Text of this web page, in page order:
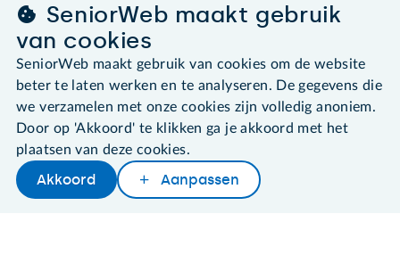
Later lezenDelenWoordenboek
©2026 SeniorWeb
Algemene voorwaarden
Cookies en cookie-instellingen
Disclaimer
Privacybeleid
About SeniorWeb
SeniorWeb maakt gebruik
van cookies
SeniorWeb maakt gebruik van cookies om de website
beter te laten werken en te analyseren. De gegevens die
we verzamelen met onze cookies zijn volledig anoniem.
Door op 'Akkoord' te klikken ga je akkoord met het
plaatsen van deze cookies.
Akkoord Aanpassen